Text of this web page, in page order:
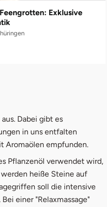
Exklusive
Dabei gibt es
in uns entfalten
Aromaölen empfunden.
Pflanzenöl verwendet wird,
heiße Steine auf
soll die intensive
einer "Relaxmassage"